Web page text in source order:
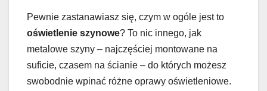
Pewnie zastanawiasz się, czym w ogóle jest to
oświetlenie szynowe? To nic innego, jak
metalowe szyny – najczęściej montowane na
suficie, czasem na ścianie – do których możesz
swobodnie wpinać różne oprawy oświetleniowe.